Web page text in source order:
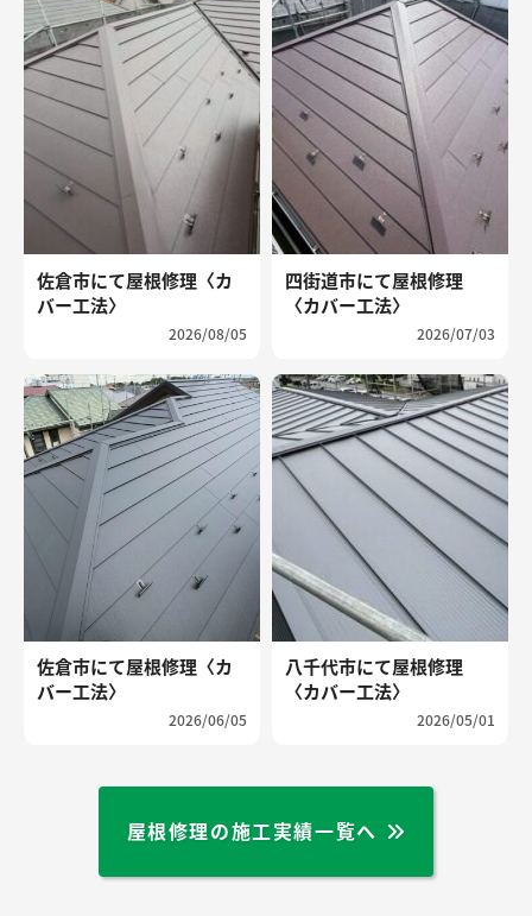
佐倉市にて屋根修理〈カ
バー工法〉
2026/08/05
四街道市にて屋根修理
〈カバー工法〉
2026/07/03
佐倉市にて屋根修理〈カ
バー工法〉
2026/06/05
八千代市にて屋根修理
〈カバー工法〉
2026/05/01
屋根修理の施工実績一覧へ